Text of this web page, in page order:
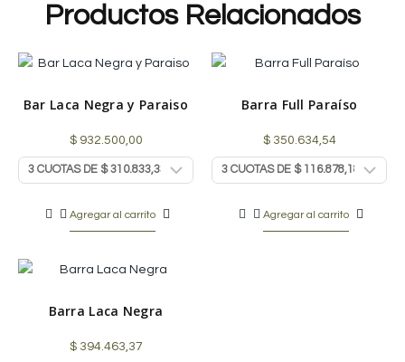
Productos Relacionados
Bar Laca Negra y Paraiso
$932.500,00
Agregar al carrito
Barra Full Paraíso
$350.634,54
Agregar al carrito
Barra Laca Negra
$394.463,37